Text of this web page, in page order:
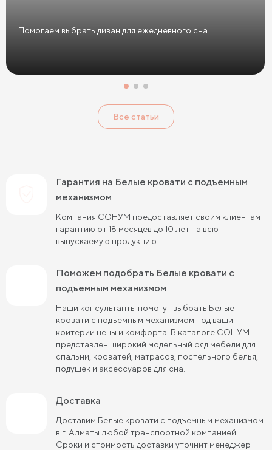
Кровати с мягким изголовьем Кровати светлых цветов
Кровати цвета графит Кровати желтого цвета
Кровати зеленого цвета Кровати коричневого цвета
Кровати розового цвета Кровати серого цвета
Кровати синего цвета Кровати фиолетового цвета
Кровати черного цвета Кровати бежевого цвета
Кровати шириной 80 см (Узкие)
Кровати шириной 180 см Кровати шириной 200 см
Помогаем выбрать диван для ежедневного сна
Все статьи
Гарантия на Белые кровати с подъемным
механизмом
Компания СОНУМ предоставляет своим клиентам
гарантию от 18 месяцев до 10 лет на всю
выпускаемую продукцию.
Поможем подобрать Белые кровати с
подъемным механизмом
Наши консультанты помогут выбрать Белые
кровати с подъемным механизмом под ваши
критерии цены и комфорта. В каталоге СОНУМ
представлен широкий модельный ряд мебели для
спальни, кроватей, матрасов, постельного белья,
подушек и аксессуаров для сна.
Доставка
Доставим Белые кровати с подъемным механизмом
в г. Алматы любой транспортной компанией.
Сроки и стоимость доставки уточнит менеджер